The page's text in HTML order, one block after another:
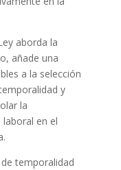
aborda la
añade una
a la selección
y
la
en el
temporalidad